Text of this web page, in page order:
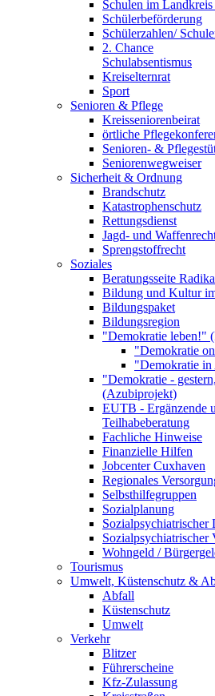
Schulen im
Schülerbeförderung
Schülerzahlen/
2. Chance
Schulabsentismus
Kreiselternrat
Sport
Senioren & Pflege
Kreisseniorenbeirat
örtliche
Senioren- &
Seniorenwegweiser
Sicherheit & Ordnung
Brandschutz
Katastrophenschutz
Rettungsdienst
Jagd- und
Sprengstoffrecht
Soziales
Beratungsseite
Bildung und Kultur
Bildungspaket
Bildungsregion
"Demokratie leben!"
"Demokratie
"Demokratie
"Demokratie -
(Azubiprojekt)
EUTB - Ergänzende
Teilhabeberatung
Fachliche Hinweise
Finanzielle Hilfen
Jobcenter Cuxhaven
Regionales
Selbsthilfegruppen
Sozialplanung
Sozialpsychiatrischer
Sozialpsychiatrischer
Wohngeld /
Tourismus
Umwelt, Küstenschutz &
Abfall
Küstenschutz
Umwelt
Verkehr
Blitzer
Führerscheine
Kfz-Zulassung